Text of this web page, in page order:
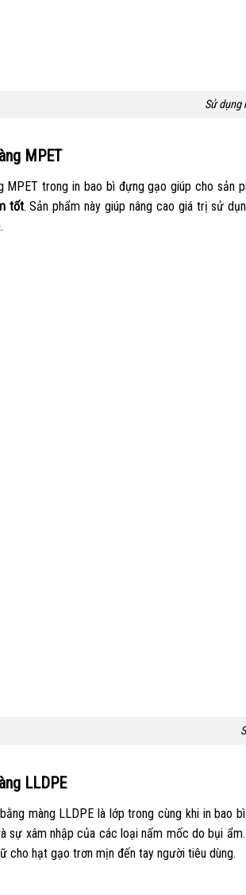
Sử dụng
MPET
MPET trong in bao bì đựng gạo giúp cho sản
tốt. Sản phẩm này giúp nâng cao giá trị sử
LLDPE
màng LLDPE là lớp trong cùng khi inbao
sự xâm nhập của các loại nấm mốc do bụi
cho hạt gạo trơn mịn đến tay người tiêu dùng.